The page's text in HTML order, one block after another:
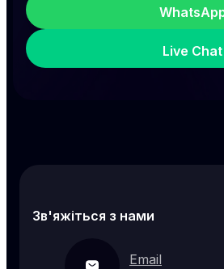
Live Chat
Зв'яжіться з нами
Email